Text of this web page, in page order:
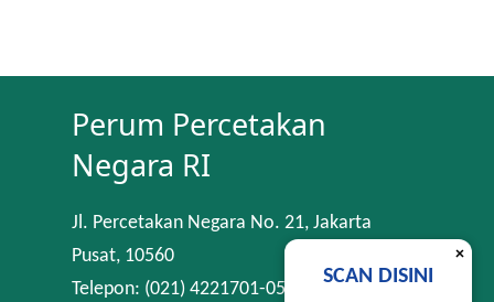
Perum Percetakan
Negara RI
Jl. Percetakan Negara No. 21, Jakarta
Pusat, 10560
Telepon: (021) 4221701-05
×
SCAN DISINI